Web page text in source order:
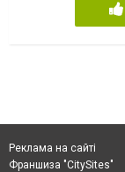
Реклама на сайті
Франшиза "CitySites"